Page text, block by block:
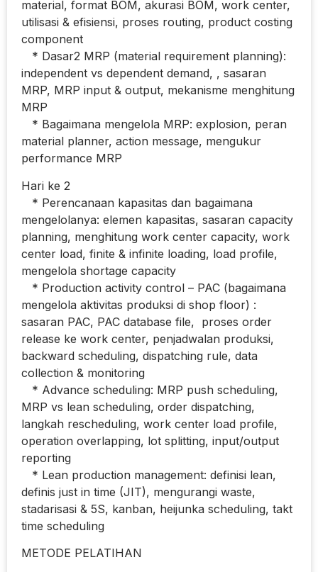
material, format BOM, akurasi BOM, work center,
utilisasi & efisiensi, proses routing, product costing
component
* Dasar2 MRP (material requirement planning):
independent vs dependent demand, , sasaran
MRP, MRP input & output, mekanisme menghitung
MRP
* Bagaimana mengelola MRP: explosion, peran
material planner, action message, mengukur
performance MRP
Hari ke 2
* Perencanaan kapasitas dan bagaimana
mengelolanya: elemen kapasitas, sasaran capacity
planning, menghitung work center capacity, work
center load, finite & infinite loading, load profile,
mengelola shortage capacity
* Production activity control – PAC (bagaimana
mengelola aktivitas produksi di shop floor) :
sasaran PAC, PAC database file, proses order
release ke work center, penjadwalan produksi,
backward scheduling, dispatching rule, data
collection & monitoring
* Advance scheduling: MRP push scheduling,
MRP vs lean scheduling, order dispatching,
langkah rescheduling, work center load profile,
operation overlapping, lot splitting, input/output
reporting
* Lean production management: definisi lean,
definis just in time (JIT), mengurangi waste,
stadarisasi & 5S, kanban, heijunka scheduling, takt
time scheduling
METODE PELATIHAN